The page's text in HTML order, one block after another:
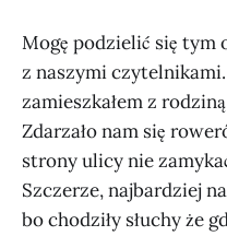
Mogę podzielić się tym
z naszymi
zamieszkałem z
Zdarzało nam się
strony ulicy nie
Szczerze, najbardziej
bo chodziły słuchy że